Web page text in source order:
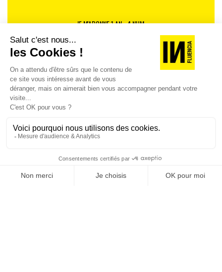
JE M'ABONNE 1 AN - 4 NUM.
JE DÉCOUVRE LES NUMÉROS PRÉCÉDENTS
Je suis déjà abonné(e) :je consulte la revue en